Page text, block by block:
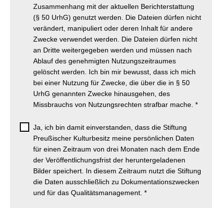
Zusammenhang mit der aktuellen Berichterstattung
(§ 50 UrhG) genutzt werden. Die Dateien dürfen nicht
verändert, manipuliert oder deren Inhalt für andere
Zwecke verwendet werden. Die Dateien dürfen nicht
an Dritte weitergegeben werden und müssen nach
Ablauf des genehmigten Nutzungszeitraumes
gelöscht werden. Ich bin mir bewusst, dass ich mich
bei einer Nutzung für Zwecke, die über die in § 50
UrhG genannten Zwecke hinausgehen, des
Missbrauchs von Nutzungsrechten strafbar mache. *
Ja, ich bin damit einverstanden, dass die Stiftung
Preußischer Kulturbesitz meine persönlichen Daten
für einen Zeitraum von drei Monaten nach dem Ende
der Veröffentlichungsfrist der heruntergeladenen
Bilder speichert. In diesem Zeitraum nutzt die Stiftung
die Daten ausschließlich zu Dokumentationszwecken
und für das Qualitätsmanagement. *